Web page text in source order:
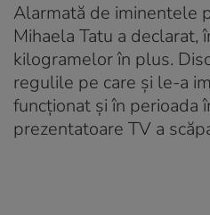
Alarmată de iminentele
Mihaela Tatu a declarat,
kilogramelor în plus.
regulile pe care și le-a
funcționat și în perioada
prezentatoare TV a